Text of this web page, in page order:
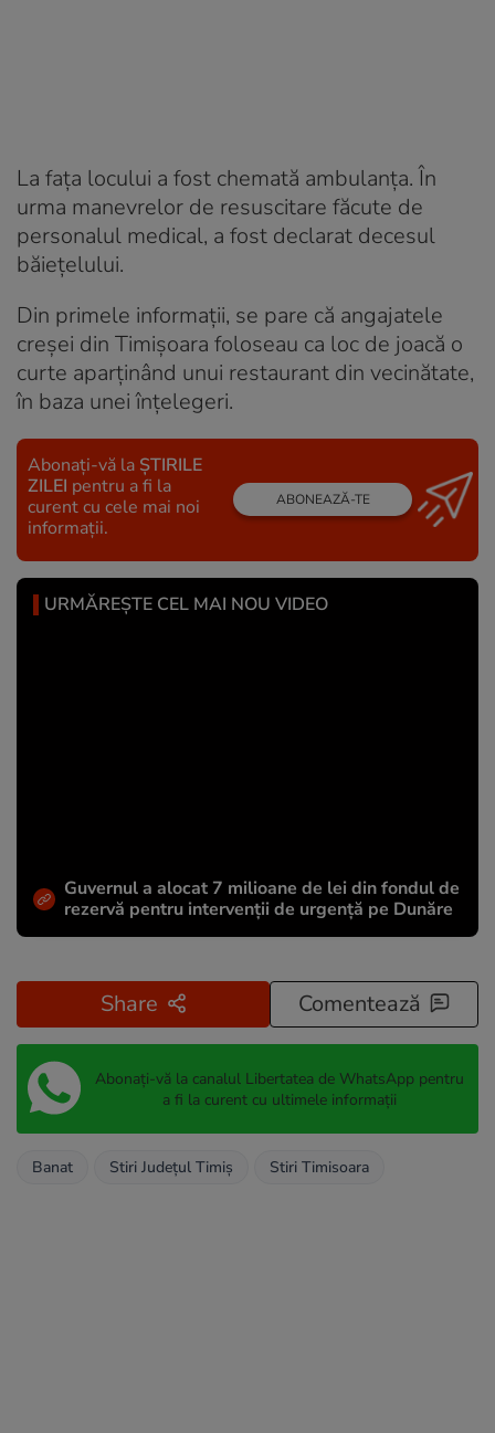
La fața locului a fost chemată ambulanţa. În
urma manevrelor de resuscitare făcute de
personalul medical, a fost declarat decesul
băieţelului.
Din primele informații, se pare că angajatele
creşei din Timișoara foloseau ca loc de joacă o
curte aparţinând unui restaurant din vecinătate,
în baza unei înţelegeri.
Abonați-vă la ȘTIRILE
ZILEI pentru a fi la
curent cu cele mai noi
informații.
ABONEAZĂ-TE
URMĂREȘTE CEL MAI NOU VIDEO
Guvernul a alocat 7 milioane de lei din fondul de
rezervă pentru intervenții de urgență pe Dunăre
Share Comentează
Abonați-vă la canalul Libertatea de WhatsApp pentru
a fi la curent cu ultimele informații
Banat Stiri Județul Timiș Stiri Timisoara